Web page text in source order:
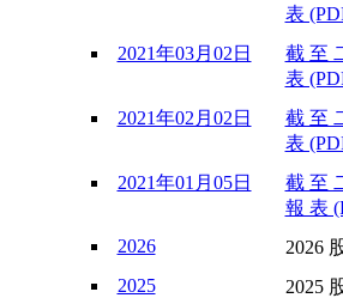
表
2021年03月02日
截 至
表
2021年02月02日
截 至
表
2021年01月05日
截 至
報 表
2026
2026
2025
2025